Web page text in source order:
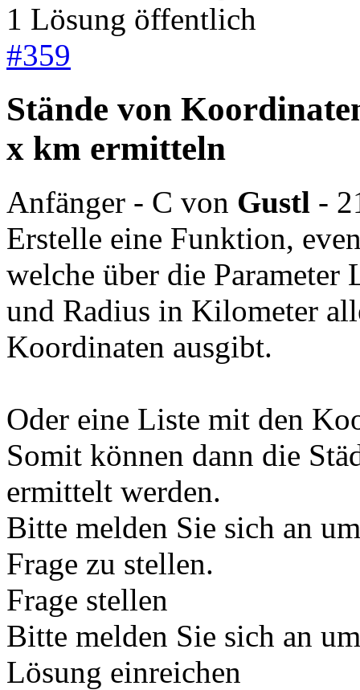
1 Lösung
#359
Stände von
x km ermitteln
Anfänger - C von Gustl -
Erstelle eine Funktion,
welche über die
und Radius in Kilometer
Koordinaten ausgibt.
Oder eine Liste mit den
Somit können dann die
ermittelt werden.
Bitte melden Sie sich an
Frage zu stellen.
Frage stellen
Bitte melden Sie sich an
Lösung einreichen